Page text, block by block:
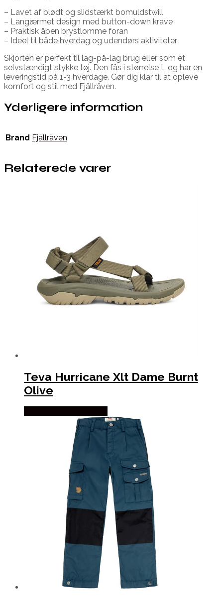
– Lavet af blødt og slidstærkt bomuldstwill
– Langærmet design med button-down krave
– Praktisk åben brystlomme foran
– Ideel til både hverdag og udendørs aktiviteter
Skjorten er perfekt til lag-på-lag brug eller som et
selvstændigt stykke tøj. Den fås i størrelse L og har en
leveringstid på 1-3 hverdage. Gør dig klar til at opleve
komfort og stil med Fjällräven.
Yderligere information
Brand Fjällräven
Relaterede varer
Teva Hurricane Xlt Dame Burnt
Olive